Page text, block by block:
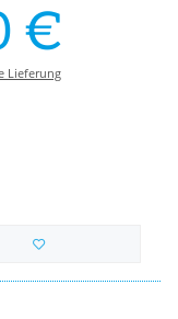
€
Lieferung